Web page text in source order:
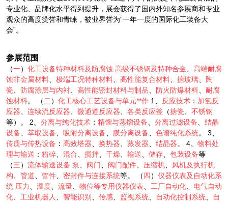
专业化、品牌化水平得到提升，展会获得了国内外知名参展商和专业
观众的高度赞誉和青睐，被业界誉为“一年一度的国际化工装备大
会”。
参展范围
（一） 化工设备特种材料及防腐蚀 高级不锈钢及特种合金
高端耐腐
蚀非金属材料
极端工况特种材料 高性能复合材料 搪玻璃
陶
瓷
防腐涂层与内衬 高性能密封材料与制品 防火防爆材料
耐腐
蚀材料。 （ 二 ） 化工核心工艺设备与单元**作 1、 反应技术 ： 加氢反
应器
连续流反应器 微通道反应器 各类反应釜 （搪瓷
不锈钢
等）。 2、 分离与纯化技术 ： 精馏与蒸馏设备 分离过滤设备
结晶
设备
萃取设备 吸附分离设备 膜分离设备 色谱纯化系统。 3、
传质与传热设备 ： 高效塔器 换热器 蒸发器 结晶器。 4、 物料处
理与输送 ： 粉碎 混合 搅拌 干燥 输送 储存 包装设备等
（三） 流体输送设备 泵 阀门 阀门配件 压缩机
风机及执行机
构
管道 管件 密封件与连接系统等。 （四） 仪器仪表及自动化系
统 压力 温度 流量 物位等专用仪器仪表 工厂自动化
电气自动
化
工业机器人 智能识别 传感 监视系统 自动化控制系统
自